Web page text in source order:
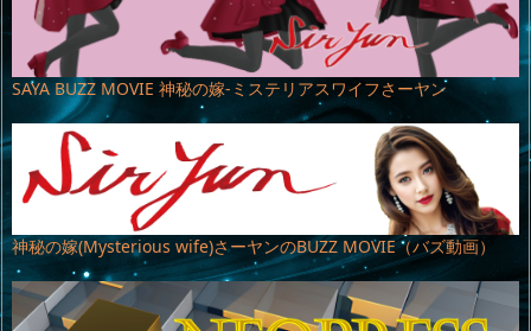
SAYA BUZZ MOVIE 神秘の嫁-ミステリアスワイフさーヤン
神秘の嫁(Mysterious wife)さーヤンのBUZZ MOVIE（バズ動画）